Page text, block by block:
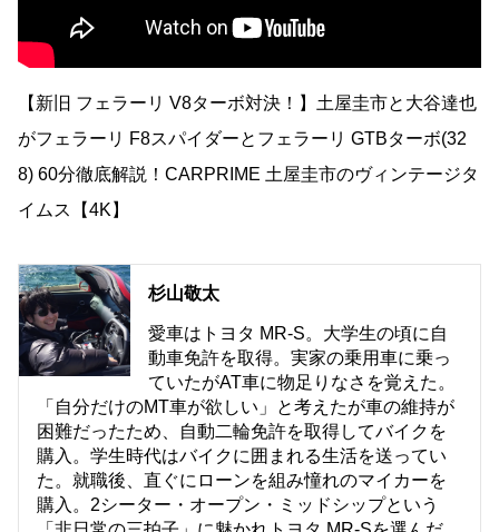
【新旧 フェラーリ V8ターボ対決！】土屋圭市と大谷達也
がフェラーリ F8スパイダーとフェラーリ GTBターボ(32
8) 60分徹底解説！CARPRIME 土屋圭市のヴィンテージタ
イムス【4K】
杉山敬太
愛車はトヨタ MR-S。大学生の頃に自
動車免許を取得。実家の乗用車に乗っ
ていたがAT車に物足りなさを覚えた。
「自分だけのMT車が欲しい」と考えたが車の維持が
困難だったため、自動二輪免許を取得してバイクを
購入。学生時代はバイクに囲まれる生活を送ってい
た。就職後、直ぐにローンを組み憧れのマイカーを
購入。2シーター・オープン・ミッドシップという